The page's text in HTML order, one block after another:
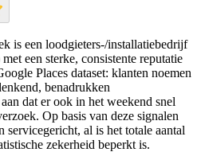
is een loodgieters-/installatiebedrijf
een sterke, consistente reputatie
Places dataset: klanten noemen
benadrukken
dat er ook in het weekend snel
Op basis van deze signalen
al is het totale aantal
zekerheid beperkt is.